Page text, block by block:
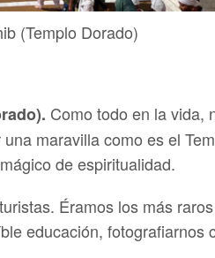
(Templo Dorado)
Como todo en la vida,
maravilla como es el
de espiritualidad.
Éramos los más
educación,